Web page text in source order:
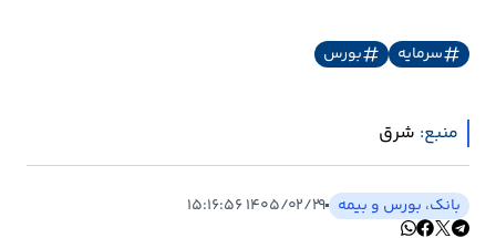
سرمایه بورس
منبع: شرق
بانک، بورس و بیمه ۱۴۰۵/۰۲/۲۹ ۱۵:۱۶:۵۶